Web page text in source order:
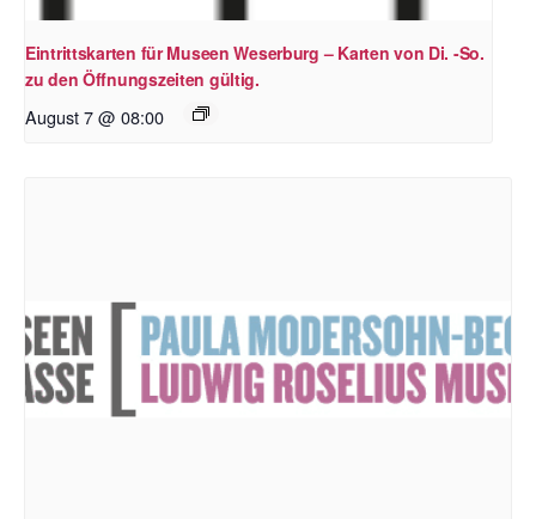
Eintrittskarten für Museen Weserburg – Karten von Di. -So.
zu den Öffnungszeiten gültig.
August 7 @ 08:00